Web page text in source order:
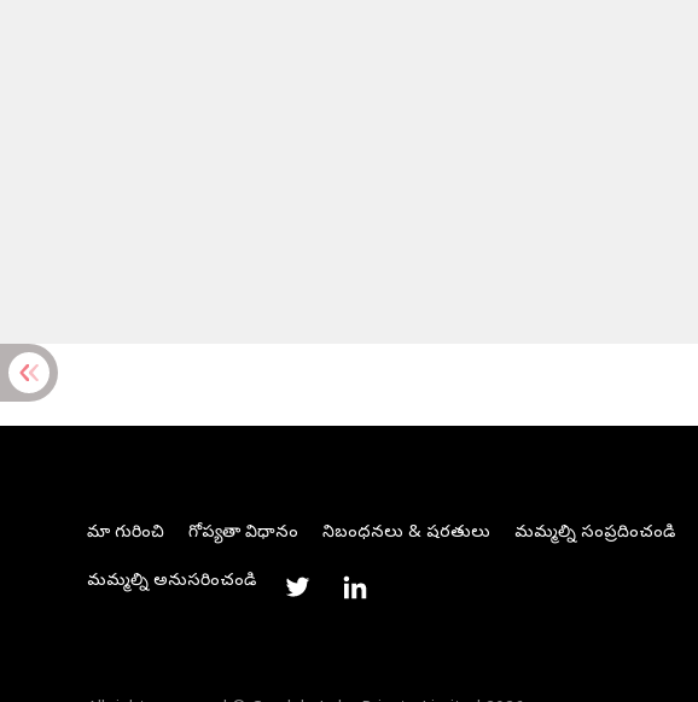
మా గురించి గోప్యతా విధానం నిబంధనలు & షరతులు మమ్మల్ని సంప్రదించండి
మమ్మల్ని అనుసరించండి